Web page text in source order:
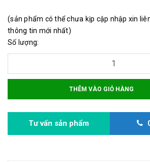
(sản phẩm có thể chưa kịp cập nhập xin
thông tin mới nhất)
Số lượng:
THÊM VÀO GIỎ HÀNG
Tư vấn sản phẩm